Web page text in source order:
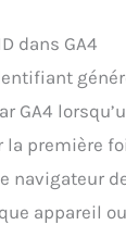
dans GA4
GA4
première
navigateur
appareil